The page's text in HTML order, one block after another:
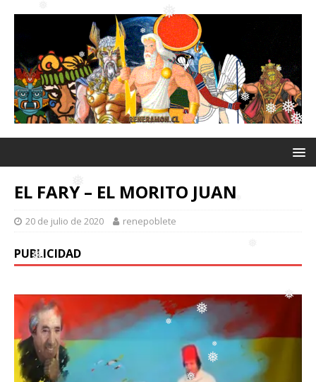
❅
❅
❅
❅❅
❅
❅
❅
❅
❅
❅
EL FARY – EL MORITO JUAN
20 de julio de 2020 renepoblete
PUBLICIDAD